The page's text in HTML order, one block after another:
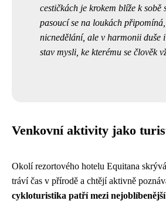
cestičkách je krokem blíže k
pasoucí se na loukách
nicnedělání, ale v harmonii duše
stav mysli, ke kterému se člověk
Venkovní aktivity jako
Okolí rezortového hotelu Equitana
tráví čas v přírodě a chtějí aktivně
cykloturistika patří mezi